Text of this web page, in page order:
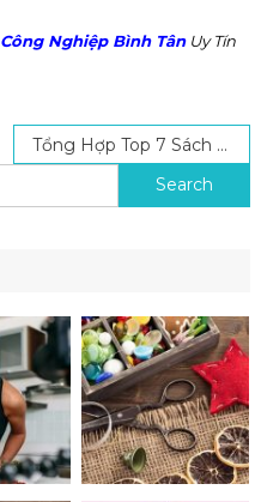
Nghiệp Bình TânUy Tín
Tổng Hợp Top 7 Sách Tiếng Anh Giao Tiếp Cho Người Đi Làm Nên Đọc 2024
for: